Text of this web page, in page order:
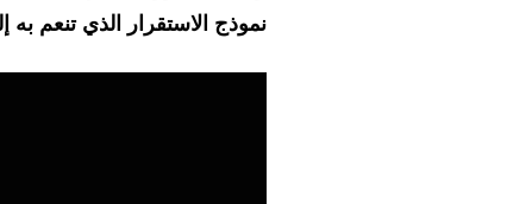
نموذج الاستقرار الذي تنعم به